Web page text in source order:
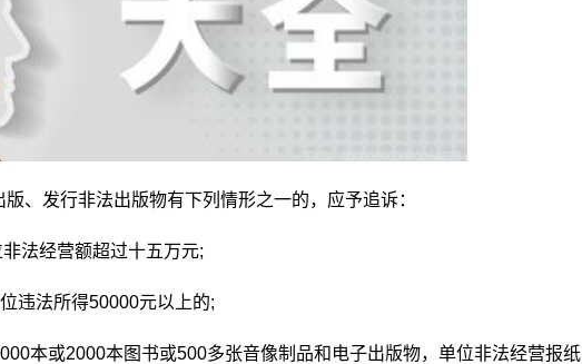
、发行非法出版物有下列情形之一的，应予追诉：
法经营额超过十五万元;
违法所得50000元以上的;
本或2000本图书或500多张音像制品和电子出版物，单位非法经营报纸